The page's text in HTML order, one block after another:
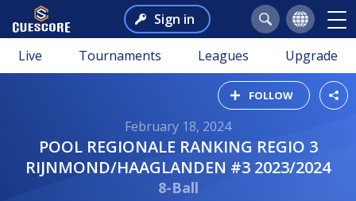
Sign in
Live Tournaments Leagues Upgrade
FOLLOW
February 18, 2024
POOL REGIONALE RANKING REGIO 3
RIJNMOND/HAAGLANDEN #3 2023/2024
8-Ball